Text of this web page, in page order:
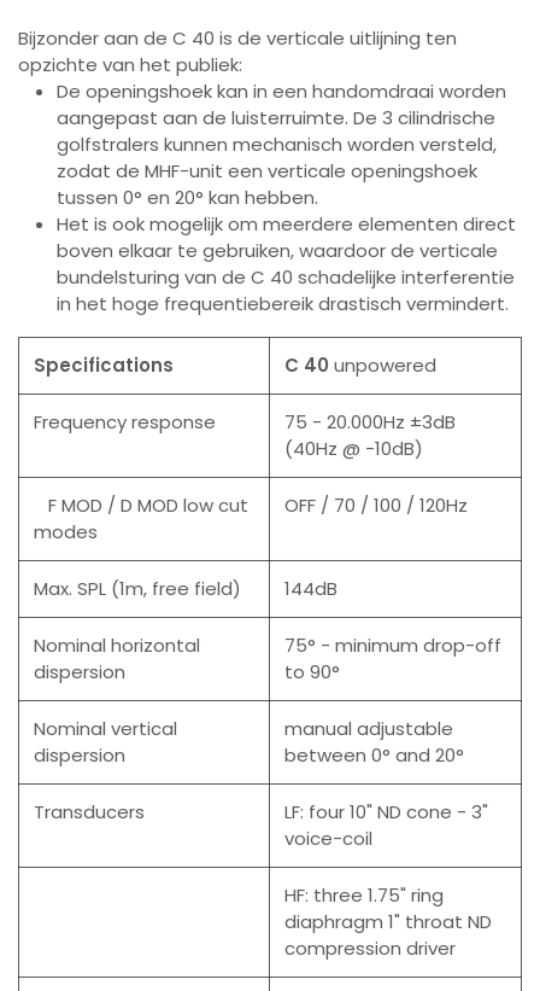
Bijzonder aan de C 40 is de verticale uitlijning ten
opzichte van het publiek:
De openingshoek kan in een handomdraai worden
aangepast aan de luisterruimte. De 3 cilindrische
golfstralers kunnen mechanisch worden versteld,
zodat de MHF-unit een verticale openingshoek
tussen 0° en 20° kan hebben.
Het is ook mogelijk om meerdere elementen direct
boven elkaar te gebruiken, waardoor de verticale
bundelsturing van de C 40 schadelijke interferentie
in het hoge frequentiebereik drastisch vermindert.
Specifications C 40 unpowered
Frequency response
75 - 20.000Hz ±3dB
(40Hz @ -10dB)
F MOD / D MOD low cut
modes
OFF / 70 / 100 / 120Hz
Max. SPL (1m, free field) 144dB
Nominal horizontal
dispersion
75° - minimum drop-off
to 90°
Nominal vertical
dispersion
manual adjustable
between 0° and 20°
Transducers
LF: four 10" ND cone - 3"
voice-coil
HF: three 1.75" ring
diaphragm 1" throat ND
compression driver